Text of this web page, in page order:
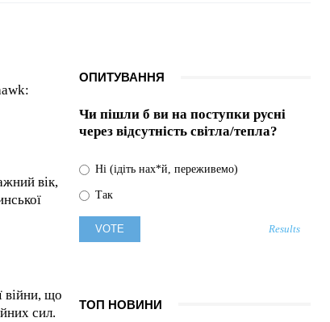
вік,
війни, що
сил.
ОПИТУВАННЯ
Чи пішли б ви на поступки русні
через відсутність світла/тепла?
Ні (ідіть нах*й, переживемо)
Так
Results
ТОП НОВИНИ